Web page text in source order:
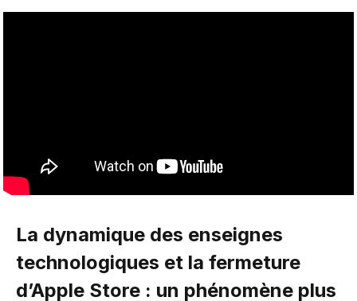
La dynamique des enseignes
technologiques et la fermeture
d’Apple Store : un phénomène plus